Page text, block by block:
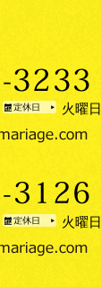
火曜日
火曜日